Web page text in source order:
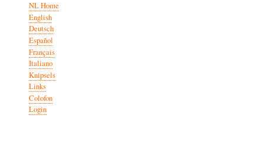
NL Home
English
Deutsch
Español
Français
Italiano
Knipsels
Links
Colofon
Login